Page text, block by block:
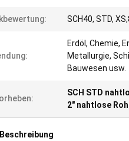
SCH40, STD,
Erdöl, Chemie,
Metallurgie,
Bauwesen usw.
SCH STD
2" nahtlose